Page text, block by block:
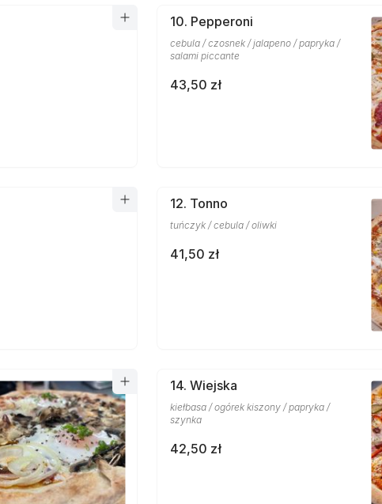
10. Pepperoni
cebula / czosnek / jalapeno / papryka /
salami piccante
43,50 zł
12. Tonno
tuńczyk / cebula / oliwki
41,50 zł
14. Wiejska
kiełbasa / ogórek kiszony / papryka /
szynka
42,50 zł